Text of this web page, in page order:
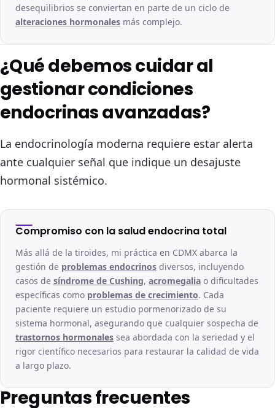
desequilibrios se conviertan en parte de un ciclo de
alteraciones hormonales más complejo.
¿Qué debemos cuidar al
gestionar condiciones
endocrinas avanzadas?
La endocrinología moderna requiere estar alerta
ante cualquier señal que indique un desajuste
hormonal sistémico.
Compromiso con la salud endocrina total
Más allá de la tiroides, mi práctica en CDMX abarca la
gestión de problemas endocrinos diversos, incluyendo
casos de síndrome de Cushing, acromegalia o dificultades
específicas como problemas de crecimiento. Cada
paciente requiere un estudio pormenorizado de su
sistema hormonal, asegurando que cualquier sospecha de
trastornos hormonales sea abordada con la seriedad y el
rigor científico necesarios para restaurar la calidad de vida
a largo plazo.
Preguntas frecuentes